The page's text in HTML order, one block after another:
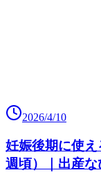
2026/4/10
妊娠後期に使
週頃）｜出産な